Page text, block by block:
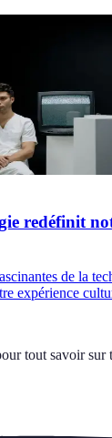
redéfinit
de la
expérience
tout savoir sur